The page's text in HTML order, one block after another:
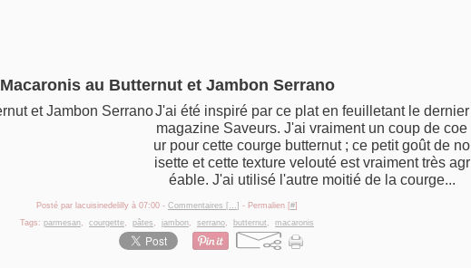
Macaronis au Butternut et Jambon Serrano
J'ai été inspiré par ce plat en feuilletant le dernier
magazine Saveurs. J'ai vraiment un coup de coe
ur pour cette courge butternut ; ce petit goût de no
isette et cette texture velouté est vraiment très agr
éable. J'ai utilisé l'autre moitié de la courge...
Posté par lacuisinedelilly à 07:00 - Commentaires [ …] - Permalien [#]
Tags: parmesan, courgette, pâtes , jambon, serrano, butternut , macaronis